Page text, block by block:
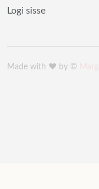
Logi sisse
Made with ♥️ by ©